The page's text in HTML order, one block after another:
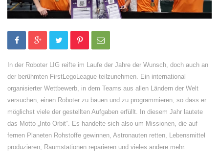
In der Roboter LIG reifte im Laufe der Jahre der Wunsch, doch auch an
der berühmten FirstLegoLeague teilzunehmen. Ein international
organisierter Wettbewerb, in dem Teams aus allen Ländern der Welt
versuchen, einen Roboter zu bauen und zu programmieren, so dass er
möglichst viele der gestellten Aufgaben erfüllt. In diesem Jahr lautete
das Motto „Into Orbit“. Es handelte sich also um Missionen, die auf
fernen Planeten Rohstoffe gewinnen, Astronauten retten, Lebensmittel
produzieren, Raumstationen reparieren und vieles andere mehr.